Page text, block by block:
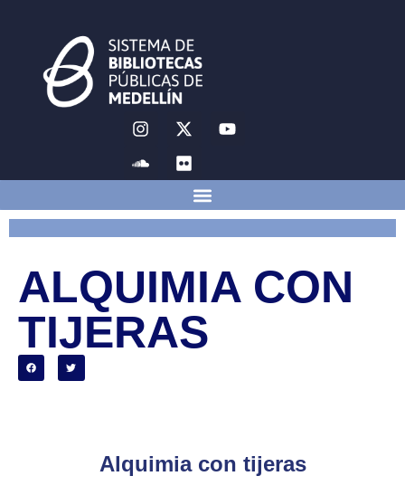
ALQUIMIA CON
TIJERAS
Alquimia con tijeras